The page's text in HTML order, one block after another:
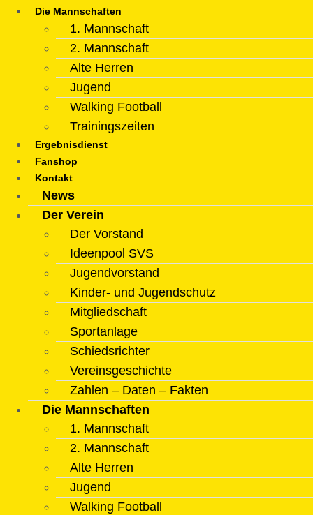
Die Mannschaften
1. Mannschaft
2. Mannschaft
Alte Herren
Jugend
Walking Football
Trainingszeiten
Ergebnisdienst
Fanshop
Kontakt
News
Der Verein
Der Vorstand
Ideenpool SVS
Jugendvorstand
Kinder- und Jugendschutz
Mitgliedschaft
Sportanlage
Schiedsrichter
Vereinsgeschichte
Zahlen – Daten – Fakten
Die Mannschaften
1. Mannschaft
2. Mannschaft
Alte Herren
Jugend
Walking Football